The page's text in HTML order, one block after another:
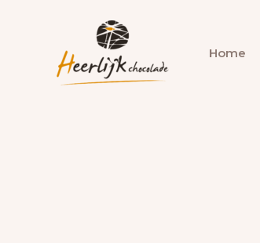
Home